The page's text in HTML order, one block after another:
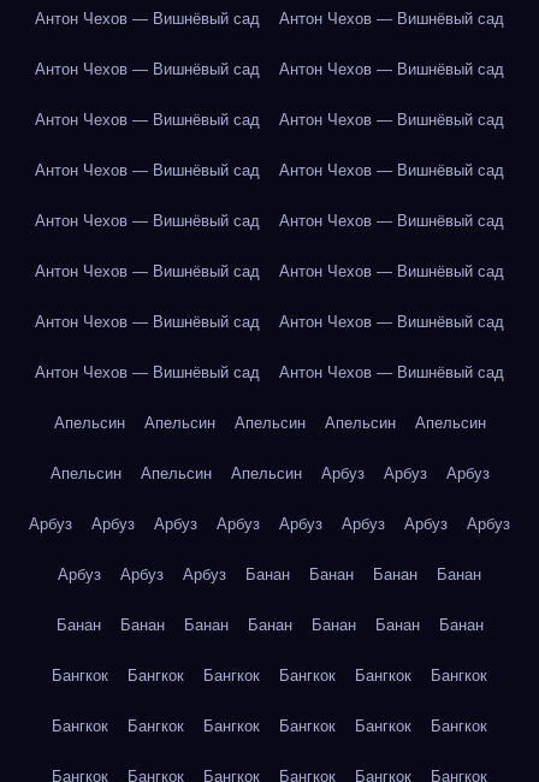
Антон Чехов — Вишнёвый сад Антон Чехов — Вишнёвый сад
Антон Чехов — Вишнёвый сад Антон Чехов — Вишнёвый сад
Антон Чехов — Вишнёвый сад Антон Чехов — Вишнёвый сад
Антон Чехов — Вишнёвый сад Антон Чехов — Вишнёвый сад
Антон Чехов — Вишнёвый сад Антон Чехов — Вишнёвый сад
Антон Чехов — Вишнёвый сад Антон Чехов — Вишнёвый сад
Антон Чехов — Вишнёвый сад Антон Чехов — Вишнёвый сад
Антон Чехов — Вишнёвый сад Антон Чехов — Вишнёвый сад
Апельсин Апельсин Апельсин Апельсин Апельсин
Апельсин Апельсин Апельсин Арбуз Арбуз Арбуз
Арбуз Арбуз Арбуз Арбуз Арбуз Арбуз Арбуз Арбуз
Арбуз Арбуз Арбуз Банан Банан Банан Банан
Банан Банан Банан Банан Банан Банан Банан
Бангкок Бангкок Бангкок Бангкок Бангкок Бангкок
Бангкок Бангкок Бангкок Бангкок Бангкок Бангкок
Бангкок Бангкок Бангкок Бангкок Бангкок Бангкок